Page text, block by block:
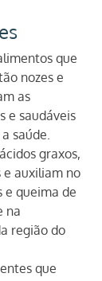
que
nozes e
as
e saudáveis
saúde.
graxos,
e auxiliam no
e queima de
na
região do
que